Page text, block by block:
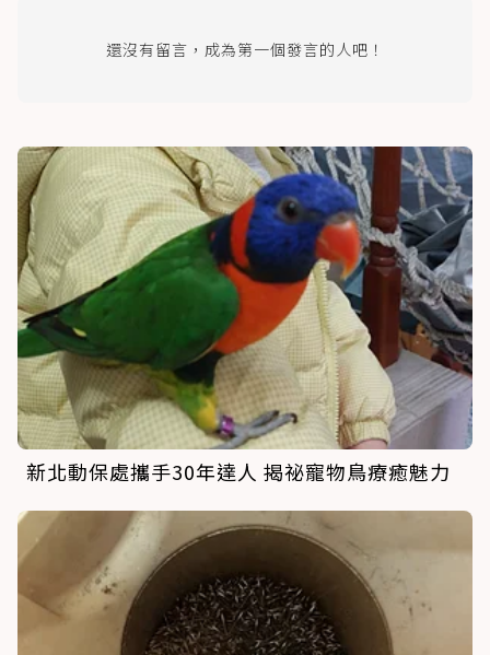
還沒有留言，成為第一個發言的人吧！
新北動保處攜手30年達人 揭祕寵物鳥療癒魅力